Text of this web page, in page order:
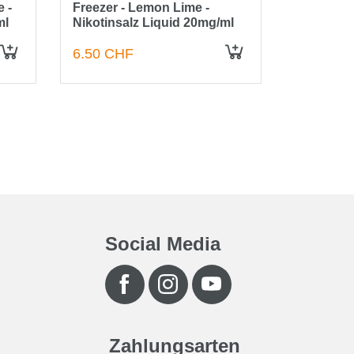
-
Freezer - Lemon Lime -
Nikotinsalz Liquid 20mg/ml
6.50 CHF
Social Media
Zahlungsarten